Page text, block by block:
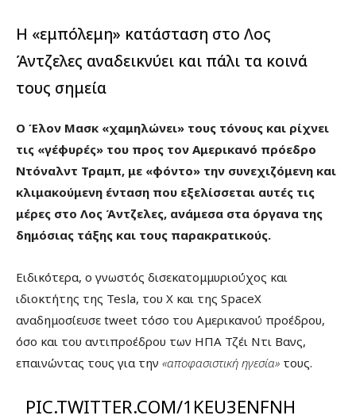
Η «εμπόλεμη» κατάσταση στο Λος
Άντζελες αναδεικνύει και πάλι τα κοινά
τους σημεία
O Έλον Μασκ «χαμηλώνει» τους τόνους και ρίχνει
τις «γέφυρές» του προς τον Αμερικανό πρόεδρο
Ντόναλντ Τραμπ, με «φόντο» την συνεχιζόμενη και
κλιμακούμενη ένταση που εξελίσσεται αυτές τις
μέρες στο Λος Άντζελες, ανάμεσα στα όργανα της
δημόσιας τάξης και τους παρακρατικούς.
Ειδικότερα, ο γνωστός δισεκατομμυριούχος και
ιδιοκτήτης της Tesla, του Χ και της SpaceX
αναδημοσίευσε tweet τόσο του Αμερικανού προέδρου,
όσο και του αντιπροέδρου των ΗΠΑ Τζέι Ντι Βανς,
επαινώντας τους για την «αποφασιστική ηγεσία» τους.
PIC.TWITTER.COM/1KEU3ENFNH